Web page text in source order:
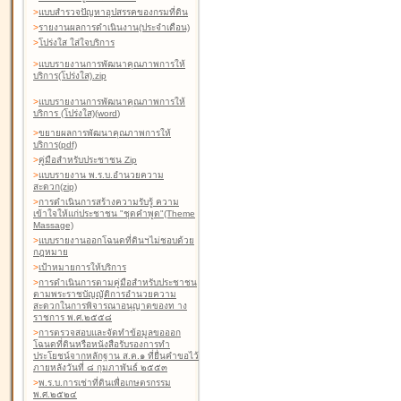
>แบบสำรวจปัญหาอุปสรรคของกรมที่ดิน
>รายงานผลการดำเนินงาน(ประจำเดือน)
>โปร่งใส ใส่ใจบริการ
>แบบรายงานการพัฒนาคุณภาพการให้
บริการ(โปร่งใส).zip
>แบบรายงานการพัฒนาคุณภาพการให้
บริการ (โปร่งใส)(word)
>ขยายผลการพัฒนาคุณภาพการให้
บริการ(pdf)
>คู่มือสำหรับประชาชน Zip
>แบบรายงาน พ.ร.บ.อำนวยความ
สะดวก(zip)
>การดำเนินการสร้างความรับรู้ ความ
เข้าใจให้แก่ประชาชน "ชุดคำพูด"(Theme
Massage)
>แบบรายงานออกโฉนดที่ดินฯไม่ชอบด้วย
กฎหมาย
>เป้าหมายการให้บริการ
>การดำเนินการตามคู่มือสำหรับประชาชน
ตามพระราชบัญญัติการอำนวยความ
สะดวกในการพิจารณาอนุญาตของท าง
ราชการ พ.ศ.๒๕๕๘
>การตรวจสอบและจัดทำข้อมูลขอออก
โฉนดที่ดินหรือหนังสือรับรองการทำ
ประโยชน์จากหลักฐาน ส.ค.๑ ที่ยื่นคำขอไว้
ภายหลังวันที่ ๘ กุมภาพันธ์ ๒๕๕๓
>พ.ร.บ.การเช่าที่ดินเพื่อเกษตรกรรม
พ.ศ.๒๕๒๔